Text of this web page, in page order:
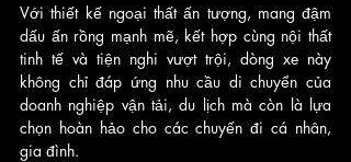
Với thiết kế ngoại thất ấn tượng, mang đậm
dấu ấn rồng mạnh mẽ, kết hợp cùng nội thất
tinh tế và tiện nghi vượt trội, dòng xe này
không chỉ đáp ứng nhu cầu di chuyển của
doanh nghiệp vận tải, du lịch mà còn là lựa
chọn hoàn hảo cho các chuyến đi cá nhân,
gia đình.